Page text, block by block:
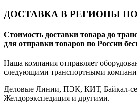
ДОСТАВКА В РЕГИОНЫ
Стоимость доставки товара до
для отправки товаров по России
Наша компания отправляет
следующими транспортными
Деловые Линии, ПЭК, КИТ, Байкал-
Желдорэкспедиция и другими.